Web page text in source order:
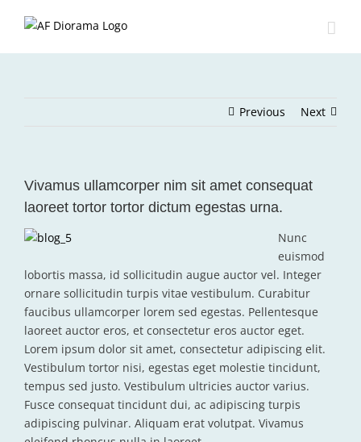
Previous Next
Vivamus ullamcorper nim sit amet consequat
laoreet tortor tortor dictum egestas urna.
Nunc
euismod
lobortis massa, id sollicitudin augue auctor vel. Integer
ornare sollicitudin turpis vitae vestibulum. Curabitur
faucibus ullamcorper lorem sed egestas. Pellentesque
laoreet auctor eros, et consectetur eros auctor eget.
Lorem ipsum dolor sit amet, consectetur adipiscing elit.
Vestibulum tortor nisi, egestas eget molestie tincidunt,
tempus sed justo. Vestibulum ultricies auctor varius.
Fusce consequat tincidunt dui, ac adipiscing turpis
adipiscing pulvinar. Aliquam erat volutpat. Vivamus